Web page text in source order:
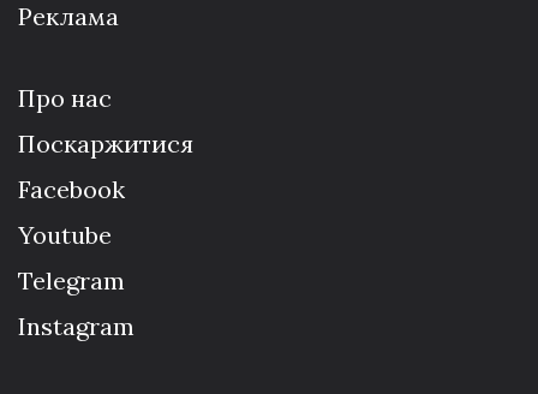
Реклама
Про нас
Поскаржитися
Facebook
Youtube
Telegram
Instagram